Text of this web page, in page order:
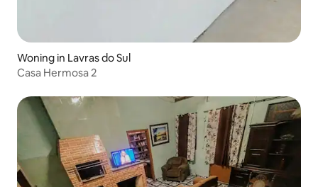
Woning in Lavras do Sul
Casa Hermosa 2